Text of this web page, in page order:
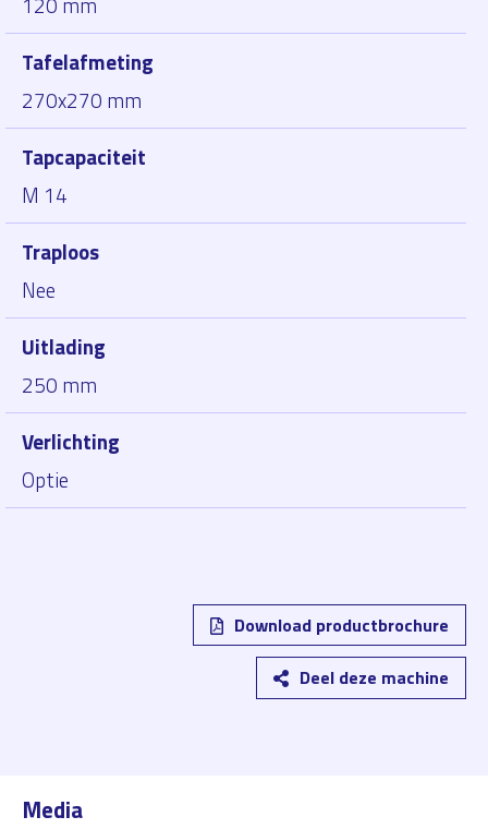
Tafelafmeting
270x270 mm
Tapcapaciteit
M 14
Traploos
Nee
Uitlading
250 mm
Verlichting
Optie
Download productbrochure
Deel deze machine
Media